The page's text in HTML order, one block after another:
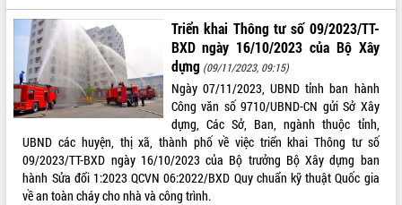
Triển khai Thông tư số 09/2023/TT-
BXD ngày 16/10/2023 của Bộ Xây
dựng (09/11/2023, 09:15)
Ngày 07/11/2023, UBND tỉnh ban hành
Công văn số 9710/UBND-CN gửi Sở Xây
dựng, Các Sở, Ban, ngành thuộc tỉnh,
UBND các huyện, thị xã, thành phố về việc triển khai Thông tư số
09/2023/TT-BXD ngày 16/10/2023 của Bộ trưởng Bộ Xây dựng ban
hành Sửa đổi 1:2023 QCVN 06:2022/BXD Quy chuẩn kỹ thuật Quốc gia
về an toàn cháy cho nhà và công trình.